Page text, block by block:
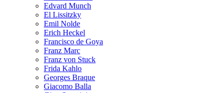
Edvard Munch
El Lissitzky
Emil Nolde
Erich Heckel
Francisco de Goya
Franz Marc
Franz von Stuck
Frida Kahlo
Georges Braque
Giacomo Balla